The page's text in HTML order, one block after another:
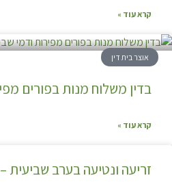
קרא עוד »
אוצר בית דין
בדין משלוח מנות בפורים
קרא עוד »
זריעה ונטיעה בערב שביעית